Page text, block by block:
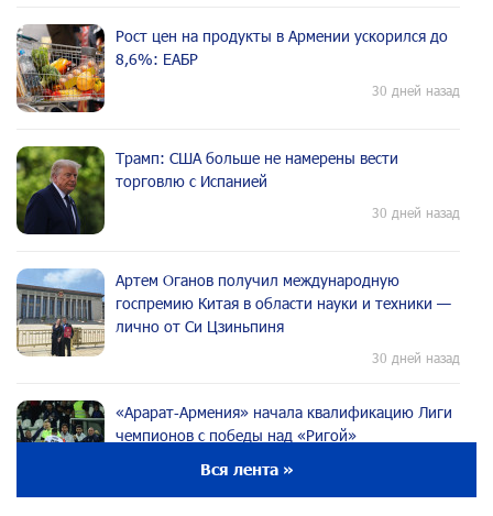
Рост цен на продукты в Армении ускорился до
8,6%: ЕАБР
30 дней назад
Трамп: США больше не намерены вести
торговлю с Испанией
30 дней назад
Артем Оганов получил международную
госпремию Китая в области науки и техники —
лично от Си Цзиньпиня
30 дней назад
«Арарат‑Армения» начала квалификацию Лиги
чемпионов с победы над «Ригой»
около одного месяца назад
Вся лента »